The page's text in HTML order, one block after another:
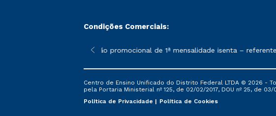
Condições Comerciais:
sofrer alterações nos períodos de rematrícula conforme exposto no
*A condição promocional de 1ª mensalidade isenta –
Centro de Ensino Unificado do Distrito Federal LTDA © 2026 -
pela Portaria Ministerial nº 125, de 02/02/2017, DOU nº 25, de 03/
Política de Privacidade
Política de Cookies